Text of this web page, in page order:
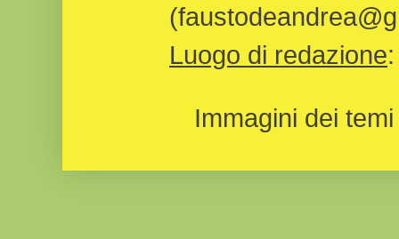
Luogo di redazione
Immagini dei